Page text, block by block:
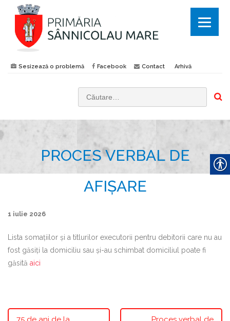
Sesizează o problemă Facebook Contact Arhivă
:
PROCES VERBAL DE
AFIȘARE
1 iulie 2026
Lista somațiilor și a titlurilor executorii pentru debitorii care nu au
fost găsiți la domiciliu sau și-au schimbat domiciliul poate fi
găsită aici